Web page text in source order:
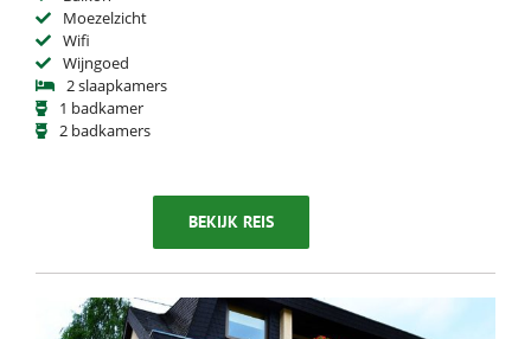
Moezelzicht
Wifi
Wijngoed
2 slaapkamers
1 badkamer
2 badkamers
BEKIJK REIS